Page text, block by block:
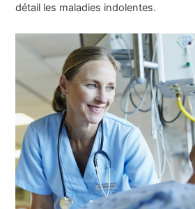
détail les maladies indolentes.